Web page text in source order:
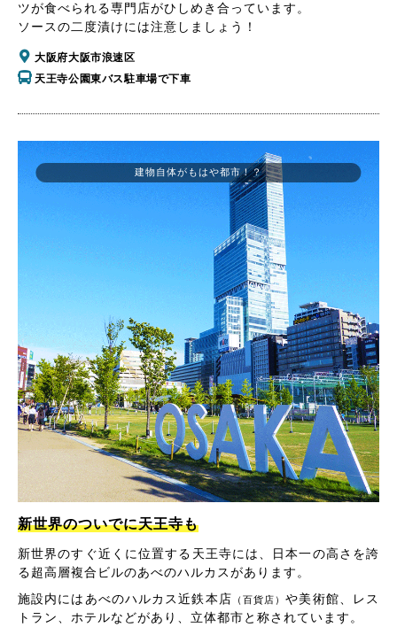
ツが食べられる専門店がひしめき合っています。
ソースの二度漬けには注意しましょう！
大阪府大阪市浪速区
天王寺公園東バス駐車場で下車
新世界のついでに天王寺も
新世界のすぐ近くに位置する天王寺には、日本一の高さを誇
る超高層複合ビルのあべのハルカスがあります。
施設内にはあべのハルカス近鉄本店 （百貨店）や美術館、レス
トラン、ホテルなどがあり、立体都市と称されています。
建物自体がもはや都市！？